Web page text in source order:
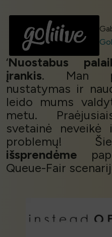
‘Nuostabus
įrankis. Man
nustatymas ir
leido mums
metu.
svetainė
problemų!
išsprendėme
Queue-Fair